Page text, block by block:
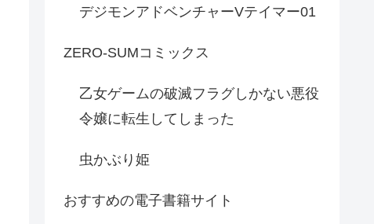
デジモンアドベンチャーVテイマー01
ZERO-SUMコミックス
乙女ゲームの破滅フラグしかない悪役
令嬢に転生してしまった
虫かぶり姫
おすすめの電子書籍サイト